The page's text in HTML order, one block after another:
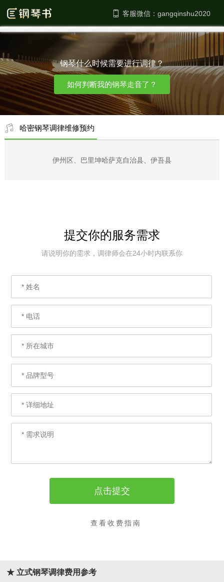
客服微信：
钢琴什么时候需要进行调律？
如何判断我的钢琴走音了？
哈密钢琴调律维修预约
伊州区、巴里坤哈萨克自治县、伊吾县
提交你的服务需求
请说明你的需求，调律师会在24小时内联系你
查看收费指南
★ 立式钢琴调律费用参考